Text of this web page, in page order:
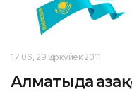
17:06, 29 Қыркүйек 2011
Алматыда